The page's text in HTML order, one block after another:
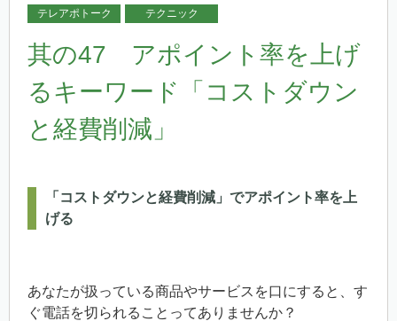
テレアポトーク テクニック
其の47 アポイント率を上げ
るキーワード「コストダウン
と経費削減」
「コストダウンと経費削減」でアポイント率を上
げる
あなたが扱っている商品やサービスを口にすると、す
ぐ電話を切られることってありませんか？